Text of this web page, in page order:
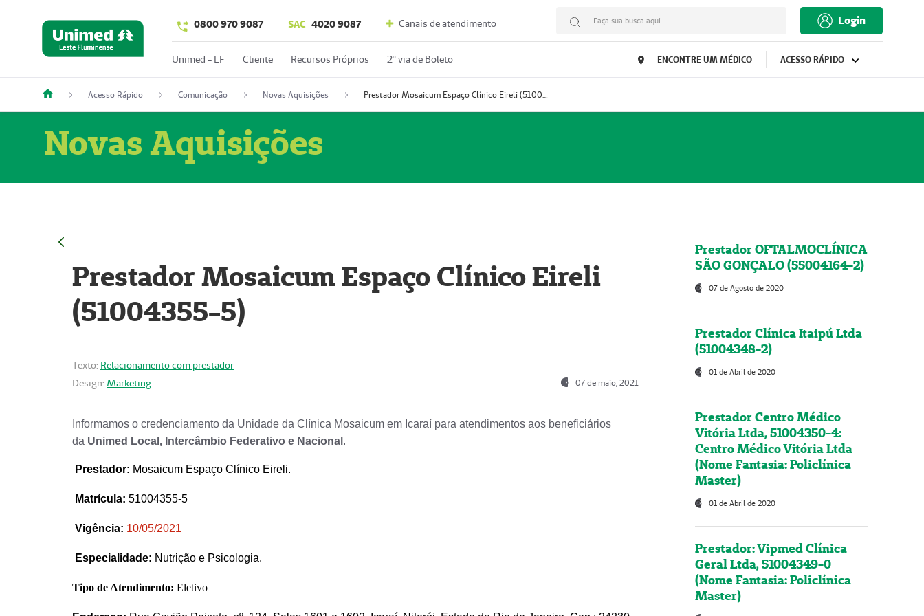
0800 970 9087 SAC 4020 9087 Canais de atendimento Faça sua busca aqui Login
Unimed - LF Cliente Recursos Próprios 2º via de Boleto ENCONTRE UM MÉDICO ACESSO RÁPIDO
Acesso Rápido Comunicação Novas Aquisições Prestador Mosaicum Espaço Clínico Eireli (51004355-5)
Novas Aquisições
Prestador Mosaicum Espaço Clínico Eireli
(51004355-5)
Texto: Relacionamento com prestador
Design: Marketing 07 de maio, 2021
Informamos o credenciamento da Unidade da Clínica Mosaicum em Icaraí para atendimentos aos beneficiários
da Unimed Local, Intercâmbio Federativo e Nacional .
Prestador: Mosaicum Espaço Clínico Eireli.
Matrícula: 51004355-5
Vigência: 10/05/2021
Especialidade: Nutrição e Psicologia.
Tipo de Atendimento: Eletivo
Prestador OFTALMOCLÍNICA
SÃO GONÇALO (55004164-2)
07 de Agosto de 2020
Prestador Clínica Itaipú Ltda
(51004348-2)
01 de Abril de 2020
Prestador Centro Médico
Vitória Ltda, 51004350-4:
Centro Médico Vitória Ltda
(Nome Fantasia: Policlínica
Master)
01 de Abril de 2020
Prestador: Vipmed Clínica
Geral Ltda, 51004349-0
(Nome Fantasia: Policlínica
Master)